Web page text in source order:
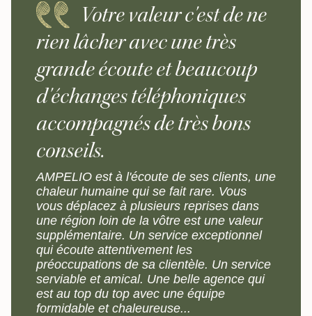
Votre valeur c'est de ne
rien lâcher avec une très
grande écoute et beaucoup
d'échanges téléphoniques
accompagnés de très bons
conseils.
AMPELIO est à l'écoute de ses clients, une
chaleur humaine qui se fait rare. Vous
vous déplacez à plusieurs reprises dans
une région loin de la vôtre est une valeur
supplémentaire. Un service exceptionnel
qui écoute attentivement les
préoccupations de sa clientèle. Un service
serviable et amical. Une belle agence qui
est au top du top avec une équipe
formidable et chaleureuse...